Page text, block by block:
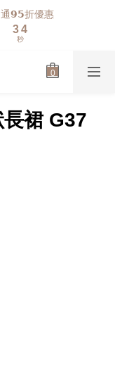
𝟵𝟱折優惠
4
3
2
5
4
3
秒
裙 G37